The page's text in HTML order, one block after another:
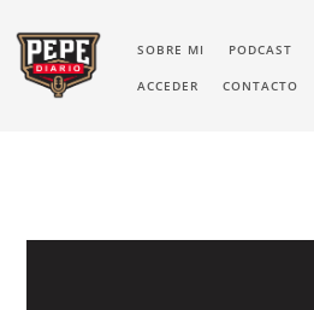
SOBRE MI PODCAST
ACCEDER CONTACTO